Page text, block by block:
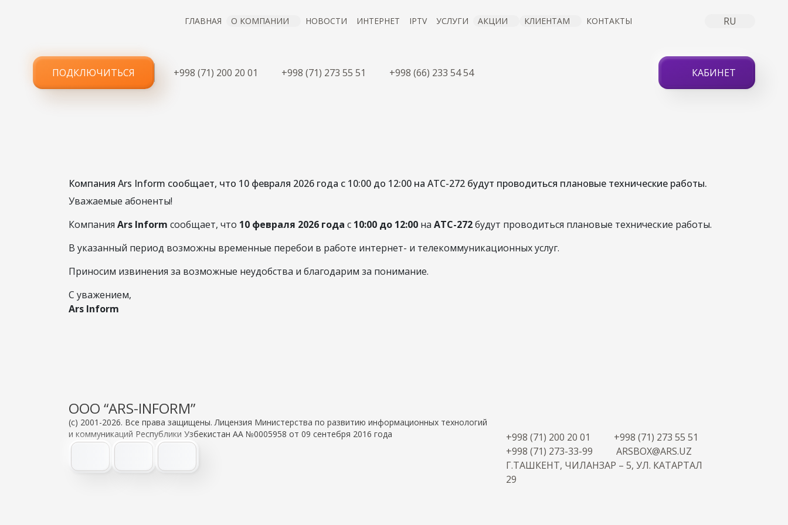
RU
ГЛАВНАЯ О КОМПАНИИ НОВОСТИ ИНТЕРНЕТ IPTV УСЛУГИ АКЦИИ КЛИЕНТАМ КОНТАКТЫ
ПОДКЛЮЧИТЬСЯ +998 (71) 200 20 01 +998 (71) 273 55 51 +998 (66) 233 54 54 КАБИНЕТ
Компания Ars Inform сообщает, что 10 февраля 2026 года с 10:00 до 12:00 на АТС-272 будут проводиться плановые технические работы.
Уважаемые абоненты!
Компания Ars Inform сообщает, что 10 февраля 2026 года с 10:00 до 12:00 на АТС-272будут проводиться плановые технические работы.
В указанный период возможны временные перебои в работе интернет- и телекоммуникационных услуг.
Приносим извинения за возможные неудобства и благодарим за понимание.
С уважением,
Ars Inform
OOO “ARS-INFORM”
(c) 2001-2026. Все права защищены. Лицензия Министерства по развитию информационных технологий
и коммуникаций Республики Узбекистан АА №0005958 от 09 сентебря 2016 года
+998 (71) 200 20 01
+998 (71) 273 55 51
+998 (71) 273-33-99
ARSBOX@ARS.UZ
Г.ТАШКЕНТ, ЧИЛАНЗАР – 5, УЛ. КАТАРТАЛ
29